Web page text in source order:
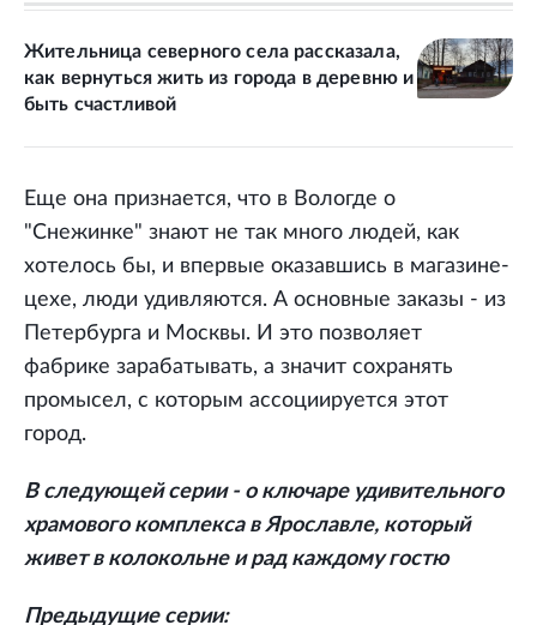
Жительница северного села рассказала,
как вернуться жить из города в деревню и
быть счастливой
Еще она признается, что в Вологде о
"Снежинке" знают не так много людей, как
хотелось бы, и впервые оказавшись в магазине-
цехе, люди удивляются. А основные заказы - из
Петербурга и Москвы. И это позволяет
фабрике зарабатывать, а значит сохранять
промысел, с которым ассоциируется этот
город.
В следующей серии - о ключаре удивительного
храмового комплекса в Ярославле, который
живет в колокольне и рад каждому гостю
Предыдущие серии: